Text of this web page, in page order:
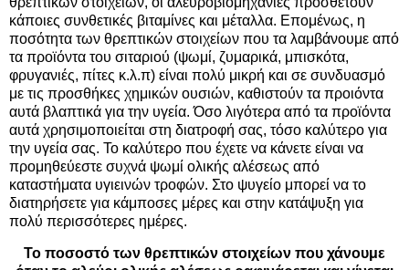
κάποιες συνθετικές βιταμίνες και μέταλλα. Επομένως, η
ποσότητα των θρεπτικών στοιχείων που τα λαμβάνουμε από
τα προϊόντα του σιταριού (ψωμί, ζυμαρικά, μπισκότα,
φρυγανιές, πίτες κ.λ.π) είναι πολύ μικρή και σε συνδυασμό
με τις προσθήκες χημικών ουσιών, καθιστούν τα προιόντα
αυτά βλαπτικά για την υγεία. Όσο λιγότερα από τα προϊόντα
αυτά χρησιμοποιείται στη διατροφή σας, τόσο καλύτερο για
την υγεία σας. Το καλύτερο που έχετε να κάνετε είναι να
προμηθεύεστε συχνά ψωμί ολικής αλέσεως από
καταστήματα υγιεινών τροφών. Στο ψυγείο μπορεί να το
διατηρήσετε για κάμποσες μέρες και στην κατάψυξη για
πολύ περισσότερες ημέρες.
Το ποσοστό των θρεπτικών στοιχείων που χάνουμε